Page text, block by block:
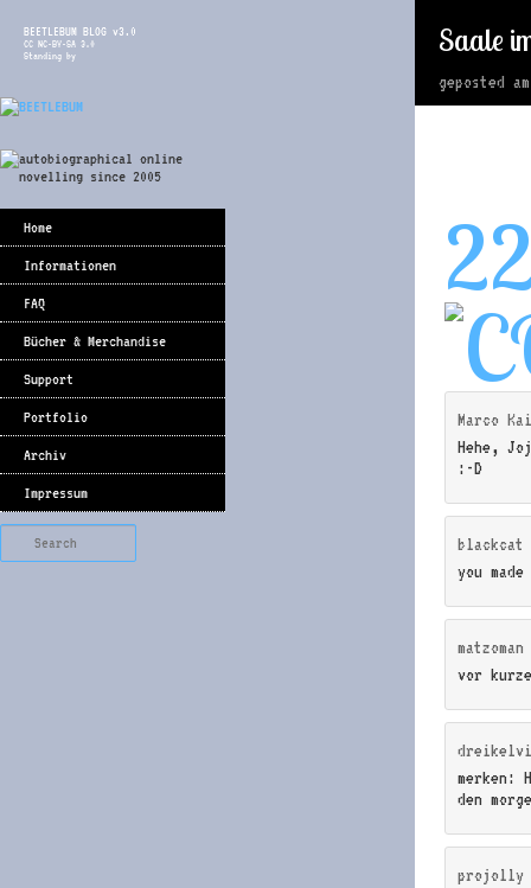
BEETLEBUM BLOG v3.0
CC NC-BY-SA 3.0
Standing by
Home
Informationen
FAQ
Bücher & Merchandise
Support
Portfolio
Archiv
Impressum
Saale
geposted
Marco
Hehe,
:-D
blackcat
you
matzoman
vor
merken:
den
projolly